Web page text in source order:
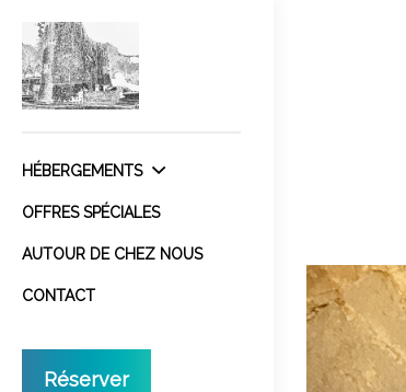
HÉBERGEMENTS
OFFRES SPÉCIALES
AUTOUR DE CHEZ NOUS
CONTACT
Réserver